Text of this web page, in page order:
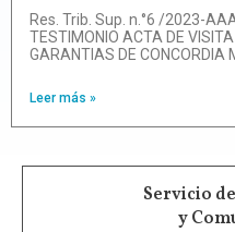
Res. Trib. Sup. n.°6 /2023-
TESTIMONIO ACTA DE
GARANTIAS DE CONCORDIA
Leer más »
Servicio
y